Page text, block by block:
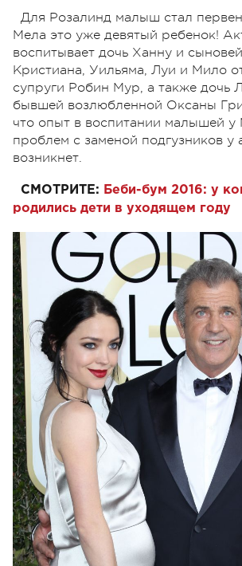
Для Розалинд малыш стал
Мела это уже девятый ребенок!
воспитывает дочь Ханну и
Кристиана, Уильяма, Луи и Мило
супруги Робин Мур, а также дочь
бывшей возлюбленной Оксаны
что опыт в воспитании малышей у
проблем с заменой подгузников у
возникнет.
СМОТРИТЕ: Беби-бум 2016: у
родились дети в уходящем году